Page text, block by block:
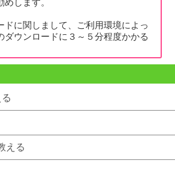
めします。
ドに関しまして、ご利用環境によっ
ダウンロードに３～５分程度かかる
える